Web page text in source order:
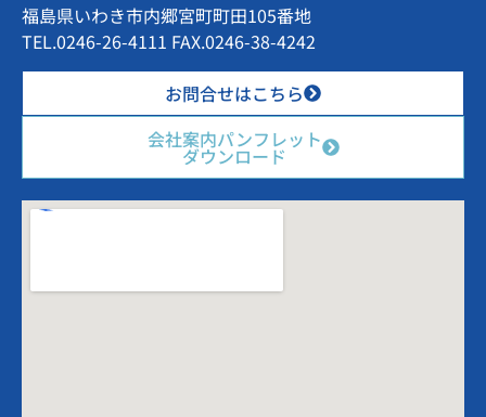
福島県いわき市内郷宮町町田105番地
TEL.0246-26-4111 FAX.0246-38-4242
お問合せはこちら
会社案内パンフレット
ダウンロード